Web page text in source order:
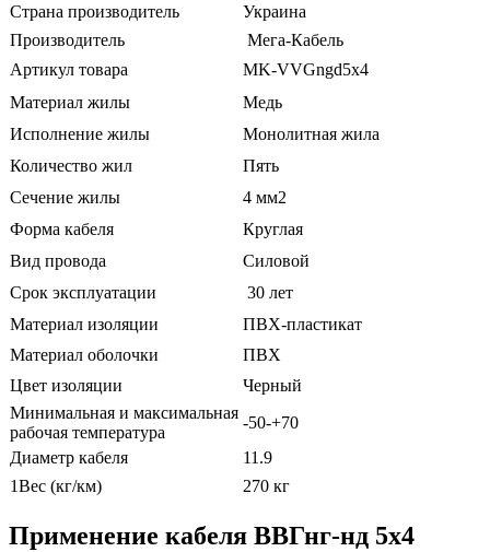
Страна производитель
Украина
Производитель
Мега-Кабель
Артикул товара
MK-VVGngd5х4
Материал жилы
Медь
Исполнение жилы
Монолитная жила
Количество жил
Пять
Сечение жилы
4 мм2
Форма кабеля
Круглая
Вид провода
Силовой
Срок эксплуатации
30 лет
Материал изоляции
ПВХ-пластикат
Материал оболочки
ПВХ
Цвет изоляции
Черный
Минимальная и максимальная
рабочая температура
-50-+70
Диаметр кабеля
11.9
1Вес (кг/км)
270 кг
Применение кабеля ВВГнг-нд 5х4